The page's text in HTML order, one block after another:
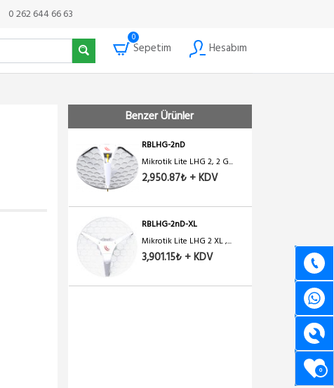
0 262 644 66 63
0
Sepetim Hesabım
0
Benzer Ürünler
RBLHG-2nD
Mikrotik Lite LHG 2, 2 G...
2,950.87₺ + KDV
RBLHG-2nD-XL
Mikrotik Lite LHG 2 XL ,...
3,901.15₺ + KDV